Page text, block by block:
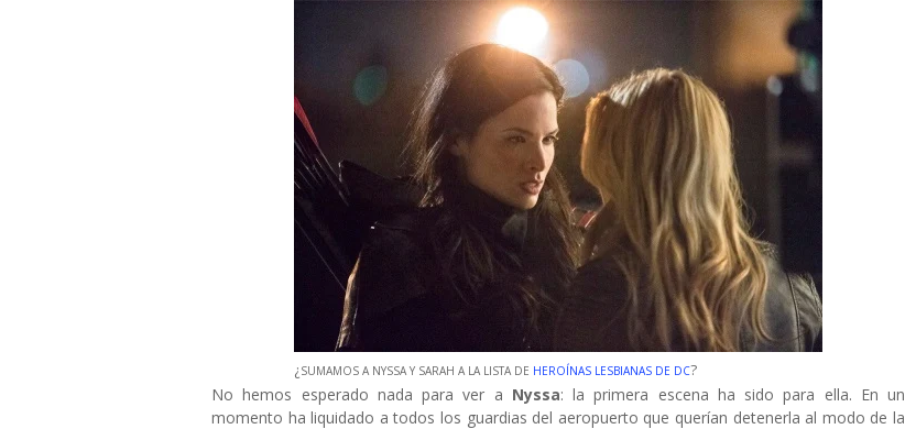
¿ SUMAMOS A NYSSA Y SARAH A LA LISTA DE HEROÍNAS LESBIANAS DE DC?
No hemos esperado nada para ver a Nyssa: la primera escena ha sido para ella. En un
momento ha liquidado a todos los guardias del aeropuerto que querían detenerla al modo de la